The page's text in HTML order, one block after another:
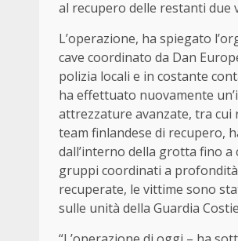
al recupero delle restanti due
L’operazione, ha spiegato
cave coordinato da Dan
polizia locali e in costante
ha effettuato nuovamente
attrezzature avanzate, tra cui
team finlandese di recupero,
dall’interno della grotta fino
gruppi coordinati a
recuperate, le vittime sono
sulle unità della Guardia